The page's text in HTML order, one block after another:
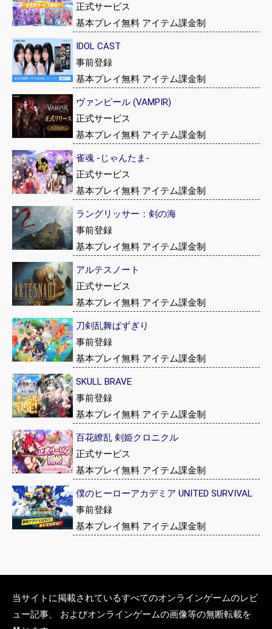
正式サービス
基本プレイ無料 アイテム課金制
IDOL CAST
事前登録
基本プレイ無料 アイテム課金制
ヴァンピール (VAMPIR)
正式サービス
基本プレイ無料 アイテム課金制
雀魂 -じゃんたま-
正式サービス
基本プレイ無料 アイテム課金制
ラングリッサー：剣の海
事前登録
基本プレイ無料 アイテム課金制
アルテスノート
正式サービス
基本プレイ無料 アイテム課金制
刀剣乱舞ぱずぎり
事前登録
基本プレイ無料 アイテム課金制
SKULL BRAVE
事前登録
基本プレイ無料 アイテム課金制
百花繚乱 剣姫クロニクル
正式サービス
基本プレイ無料 アイテム課金制
僕のヒーローアカデミア UNITED SURVIVAL
事前登録
基本プレイ無料 アイテム課金制
当サイトに掲載されているすべてのオンラインゲームのレビ
ュー記事、 およびオンラインゲームの画像等の無断転載を